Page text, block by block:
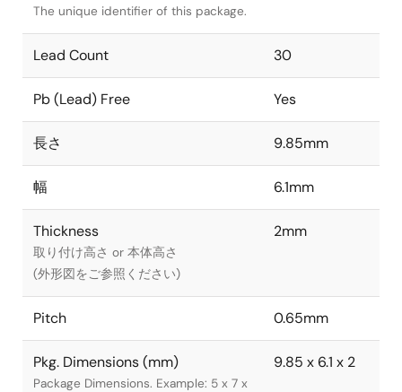
The unique identifier of this package.
Lead Count 30
Pb (Lead) Free Yes
長さ 9.85mm
幅 6.1mm
Thickness
取り付け高さ or 本体高さ
(外形図をご参照ください)
2mm
Pitch 0.65mm
Pkg. Dimensions (mm)
Package Dimensions. Example: 5 x 7 x
9.85 x 6.1 x 2